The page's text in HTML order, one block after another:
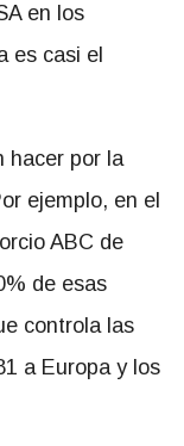
en los
es casi el
hacer por la
ejemplo, en el
ABC de
de esas
controla las
a Europa y los